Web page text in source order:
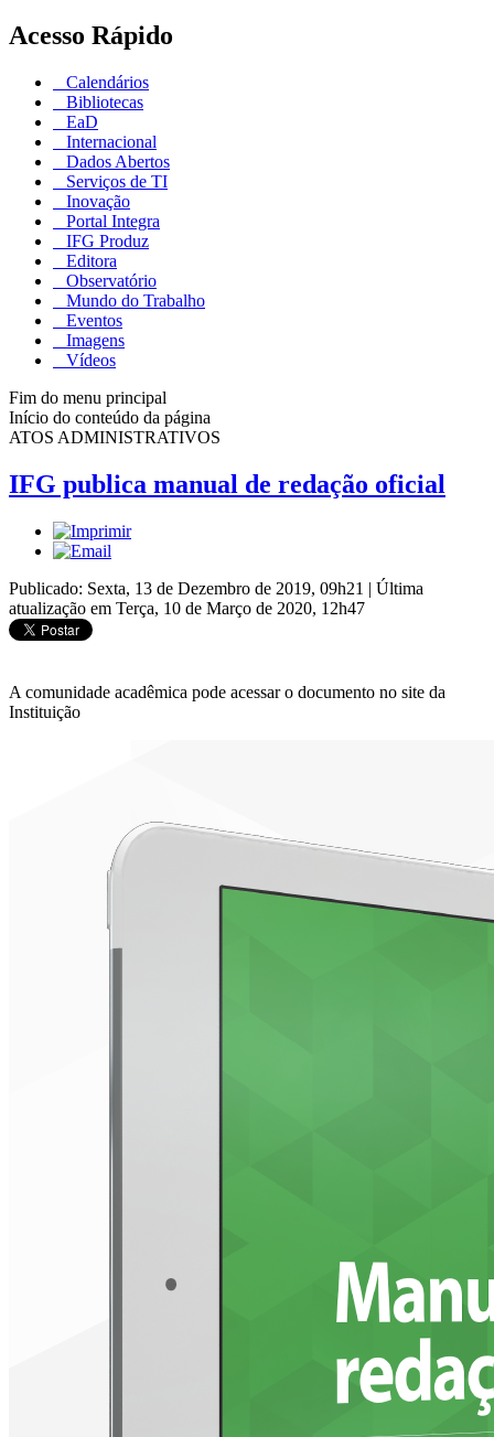
Acesso Rápido
Calendários
Bibliotecas
EaD
Internacional
Dados Abertos
Serviços de TI
Inovação
Portal Integra
IFG Produz
Editora
Observatório
Mundo do Trabalho
Eventos
Imagens
Vídeos
Fim do menu principal
Início do conteúdo da página
ATOS ADMINISTRATIVOS
IFG publica manual de redação oficial
Publicado: Sexta, 13 de Dezembro de 2019, 09h21 | Última
atualização em Terça, 10 de Março de 2020, 12h47
A comunidade acadêmica pode acessar o documento no site da
Instituição